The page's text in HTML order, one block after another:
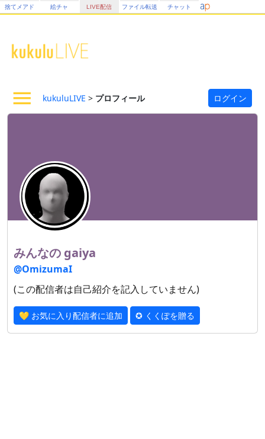
捨てメアド 絵チャ LIVE配信 ファイル転送 チャット
kukuluLIVE > プロフィール ログイン
みんなの gaiya
@OmizumaI
(この配信者は自己紹介を記入していません)
💛 お気に入り配信者に追加 ✪ くくぽを贈る